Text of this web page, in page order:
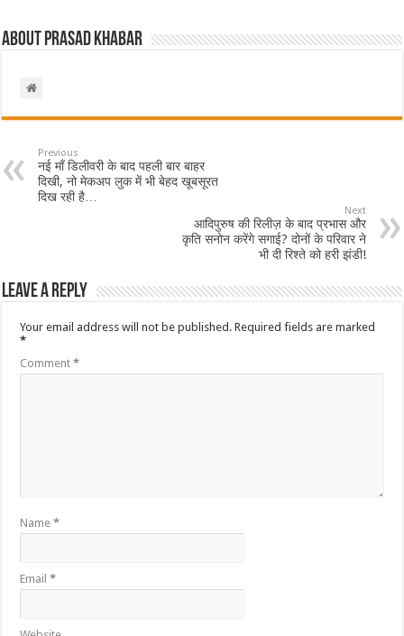
About Prasad Khabar
Previous
नई माँ डिलीवरी के बाद पहली बार बाहर
दिखी, नो मेकअप लुक में भी बेहद खूबसूरत
दिख रही है…
Next
आदिपुरुष की रिलीज़ के बाद प्रभास और
कृति सनोन करेंगे सगाई? दोनों के परिवार ने
भी दी रिश्ते को हरी झंडी!
Leave a Reply
Your email address will not be published. Required fields are marked
*
Comment*
Name*
Email*